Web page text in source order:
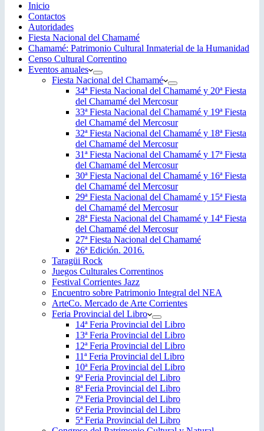
Inicio
Contactos
Autoridades
Fiesta Nacional del Chamamé
Chamamé: Patrimonio Cultural Inmaterial de la Humanidad
Censo Cultural Correntino
Eventos anuales
Fiesta Nacional del Chamamé
34ª Fiesta Nacional del Chamamé y 20ª Fiesta
del Chamamé del Mercosur
33ª Fiesta Nacional del Chamamé y 19ª Fiesta
del Chamamé del Mercosur
32ª Fiesta Nacional del Chamamé y 18ª Fiesta
del Chamamé del Mercosur
31ª Fiesta Nacional del Chamamé y 17ª Fiesta
del Chamamé del Mercosur
30ª Fiesta Nacional del Chamamé y 16ª Fiesta
del Chamamé del Mercosur
29ª Fiesta Nacional del Chamamé y 15ª Fiesta
del Chamamé del Mercosur
28ª Fiesta Nacional del Chamamé y 14ª Fiesta
del Chamamé del Mercosur
27ª Fiesta Nacional del Chamamé
26ª Edición. 2016.
Taragüi Rock
Juegos Culturales Correntinos
Festival Corrientes Jazz
Encuentro sobre Patrimonio Integral del NEA
ArteCo. Mercado de Arte Corrientes
Feria Provincial del Libro
14ª Feria Provincial del Libro
13ª Feria Provincial del Libro
12ª Feria Provincial del Libro
11ª Feria Provincial del Libro
10ª Feria Provincial del Libro
9ª Feria Provincial del Libro
8ª Feria Provincial del Libro
7ª Feria Provincial del Libro
6ª Feria Provincial del Libro
5ª Feria Provincial del Libro